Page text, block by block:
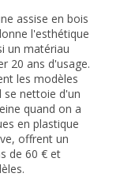
assise en bois
l'esthétique
un matériau
20 ans d'usage.
les modèles
se nettoie d'un
quand on a
en plastique
offrent un
de 60 € et